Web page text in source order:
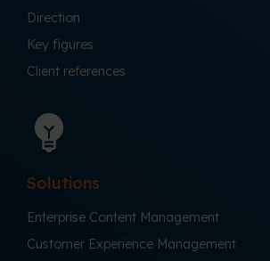
Direction
Key figures
Client references
Solutions
Enterprise Content Management
Customer Experience Management